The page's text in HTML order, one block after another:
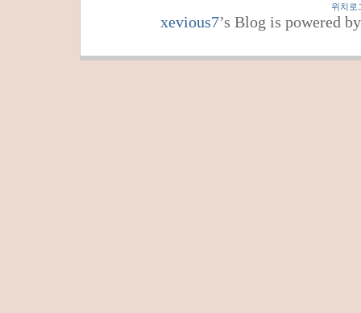
위치로
xevious7’s Blog is powered